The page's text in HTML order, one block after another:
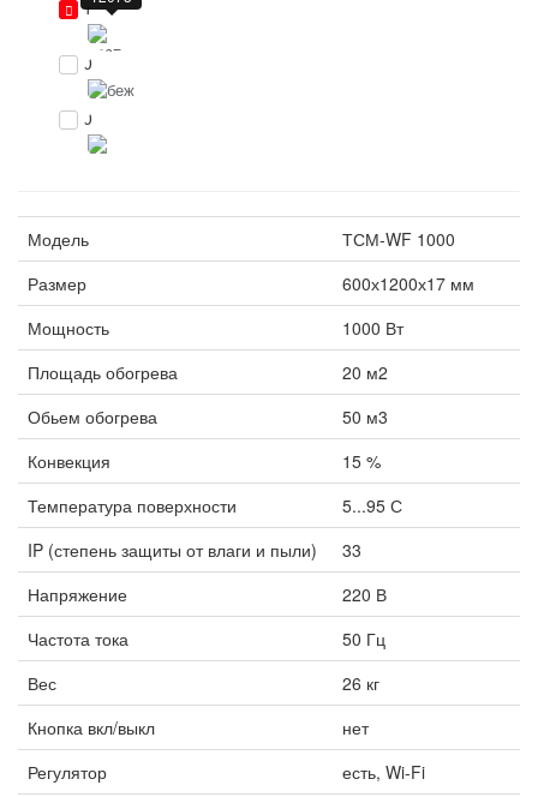
1
0
0
Модель
ТСМ-WF 1000
Размер
600х1200х17 мм
Мощность
1000 Вт
Площадь обогрева
20 м2
Обьем обогрева
50 м3
Конвекция
15 %
Температура поверхности
5...95 С
IP (степень защиты от влаги и пыли)
33
Напряжение
220 В
Частота тока
50 Гц
Вес
26 кг
Кнопка вкл/выкл
нет
Регулятор
есть, Wi-Fi